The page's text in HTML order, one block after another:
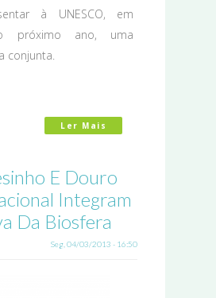
à UNESCO, em
próximo ano, uma
conjunta.
Ler Mais
E Douro
Integram
Da Biosfera
Seg, 04/03/2013 - 16:50